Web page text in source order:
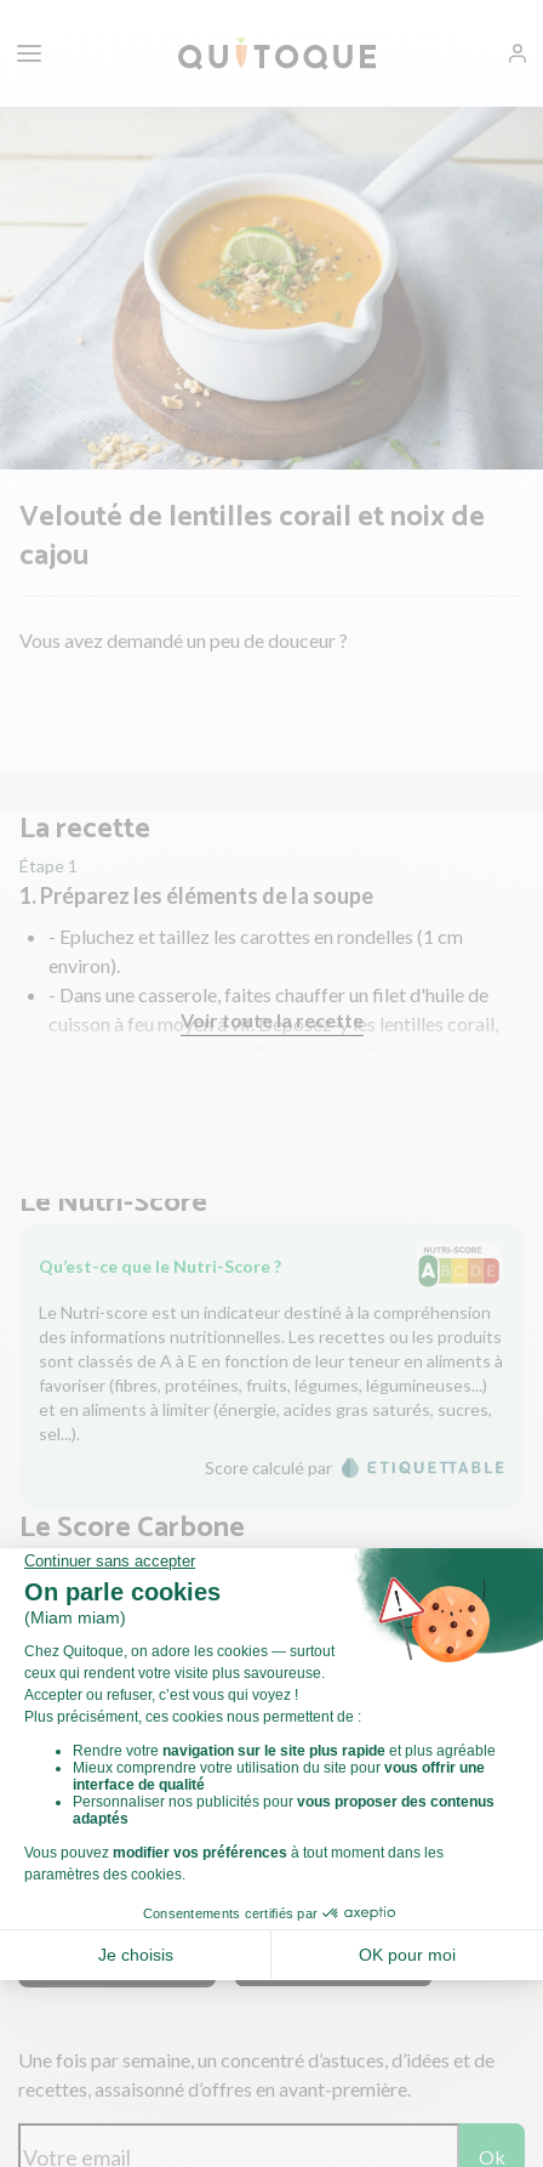
Velouté de lentilles corail et noix de
cajou
Vous avez demandé un peu de douceur ?
La recette
Étape 1
1. Préparez les éléments de la soupe
- Epluchez et taillez les carottes en rondelles (1 cm
environ).
- Dans une casserole, faites chauffer un filet d'huile de
cuisson à feu moyen à vif. Déposez-y les lentilles corail,
Voir toute la recette
Le Nutri-Score
Qu’est-ce que le Nutri-Score ?
Le Nutri-score est un indicateur destiné à la compréhension
des informations nutritionnelles. Les recettes ou les produits
sont classés de A à E en fonction de leur teneur en aliments à
favoriser (fibres, protéines, fruits, légumes, légumineuses...)
et en aliments à limiter (énergie, acides gras saturés, sucres,
sel...).
Score calculé par
Le Score Carbone
Qu’est-ce que le score carbone ?
C'est un logo qui vous permet de visualiser l’empreinte
carbone de chaque plat et de faire des choix plus éclairés et
toujours aussi gourmands. Plus d'informations
Télécharger nos applications
Une fois par semaine, un concentré d’astuces, d’idées et de
recettes, assaisonné d’offres en avant-première.
Ok